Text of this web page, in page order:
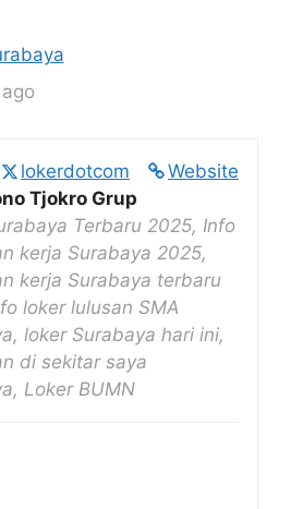
Website
lokerdotcom
Tjokro Grup
Terbaru 2025, Info
kerja Surabaya 2025,
kerja Surabaya terbaru
loker lulusan SMA
loker Surabaya hari ini,
di sekitar saya
Loker BUMN